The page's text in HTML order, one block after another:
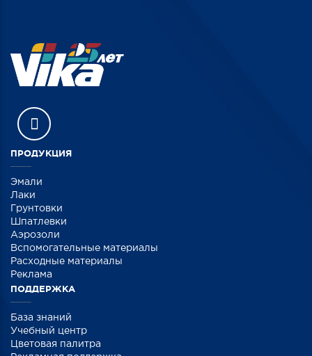
ПРОДУКЦИЯ
Эмали
Лаки
Грунтовки
Шпатлевки
Аэрозоли
Вспомогательные материалы
Расходные материалы
Реклама
ПОДДЕРЖКА
База знаний
Учебный центр
Цветовая палитра